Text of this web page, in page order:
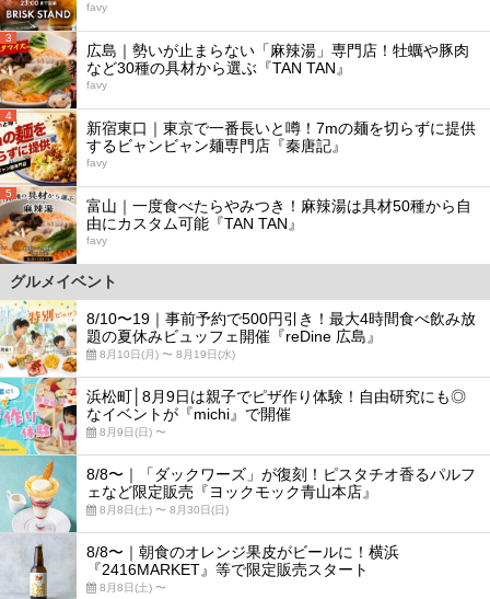
favy
3
広島｜勢いが止まらない「麻辣湯」専門店！牡蠣や豚肉
など30種の具材から選ぶ『TAN TAN』
favy
4
新宿東口｜東京で一番長いと噂！7mの麺を切らずに提供
するビャンビャン麺専門店『秦唐記』
favy
5
富山｜一度食べたらやみつき！麻辣湯は具材50種から自
由にカスタム可能『TAN TAN』
favy
グルメイベント
8/10〜19｜事前予約で500円引き！最大4時間食べ飲み放
題の夏休みビュッフェ開催『reDine 広島』
8月10日(月) 〜 8月19日(水)
浜松町│8月9日は親子でピザ作り体験！自由研究にも◎
なイベントが『michi』で開催
8月9日(日) 〜
8/8〜｜「ダックワーズ」が復刻！ピスタチオ香るパルフ
ェなど限定販売『ヨックモック青山本店』
8月8日(土) 〜 8月30日(日)
8/8〜｜朝食のオレンジ果皮がビールに！横浜
『2416MARKET』等で限定販売スタート
8月8日(土) 〜